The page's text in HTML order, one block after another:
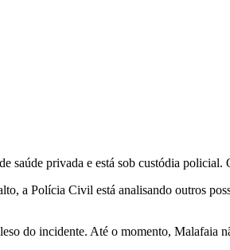
saúde privada e está sob custódia
a Polícia Civil está analisando outros
do incidente. Até o momento, Malafaia